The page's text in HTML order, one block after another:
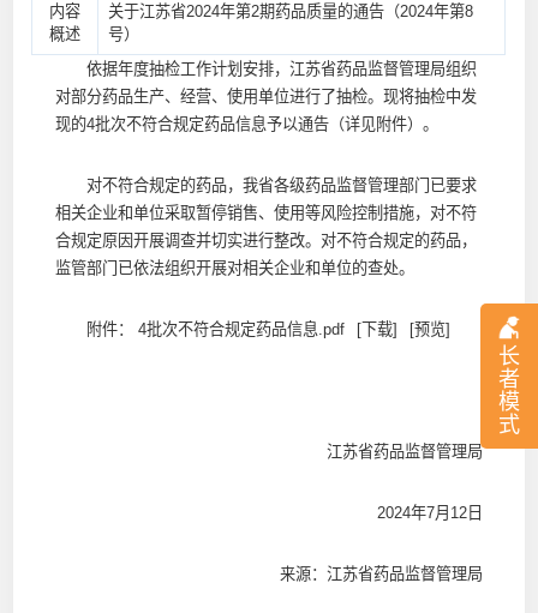
长
者
模
式
内容
概述
关于江苏省2024年第2期药品质量的通告（2024年第8
号）
依据年度抽检工作计划安排，江苏省药品监督管理局组织
对部分药品生产、经营、使用单位进行了抽检。现将抽检中发
现的4批次不符合规定药品信息予以通告（详见附件）。
对不符合规定的药品，我省各级药品监督管理部门已要求
相关企业和单位采取暂停销售、使用等风险控制措施，对不符
合规定原因开展调查并切实进行整改。对不符合规定的药品，
监管部门已依法组织开展对相关企业和单位的查处。
附件： 4批次不符合规定药品信息.pdf [下载] [预览]
江苏省药品监督管理局
2024年7月12日
来源：江苏省药品监督管理局